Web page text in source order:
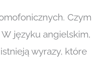
Czym
języku angielskim,
wyrazy, które